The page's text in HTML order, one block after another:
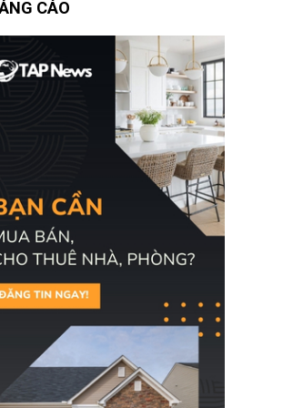
nguy cơ thiếu hụt lực
lượng trầm trọng. Điều
này cần được đặc biệt
chú ý bởi nếu các siêu
bão đổ bộ Hoa Kỳ ở nửa
cuối năm 2026, lực
lượng ứng phó “mỏng”
có thể làm nghẽn công
tác cứu trợ; dẫn đến hệ
thống ứng phó khẩn cấp
quốc gia quá tải.
CÁO